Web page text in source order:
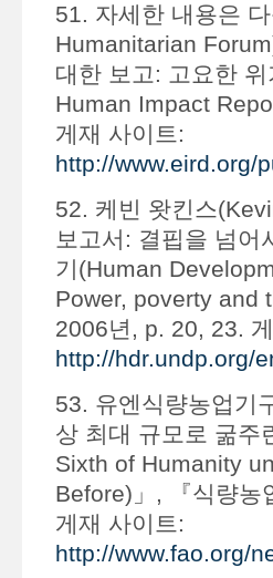
51. 자세한 내용은
Humanitarian
대한 보고: 고요한
Human Impact
게재 사이트:
http://www.eird.org/
52. 케빈 왓킨스
보고서: 결핍을 넘어
기(Human
Power, poverty and
2006년, p. 20, 23.
http://hdr.undp.org/
53. 유엔식량농업기
상 최대 규모로 굶주
Sixth of Humanity
Before)」, 『식량농
게재 사이트:
http://www.fao.org/